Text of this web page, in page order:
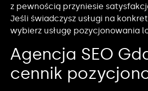
z pewnością przyniesie
Jeśli świadczysz usługi na
wybierz usługę pozycjonowania
Agencja SEO
cennik